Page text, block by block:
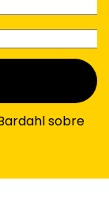
sobre